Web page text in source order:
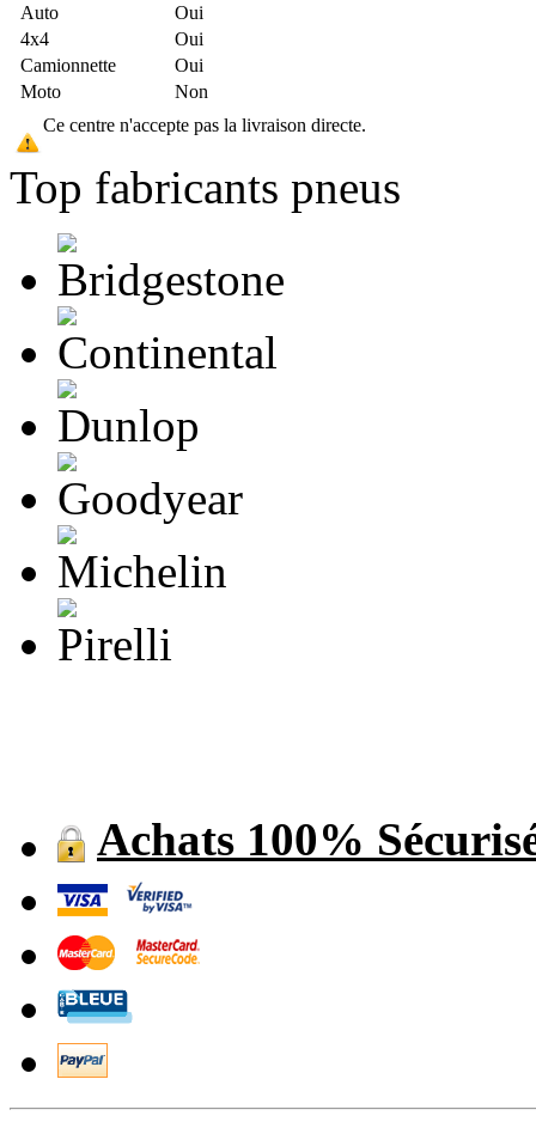
Auto
Oui
4x4
Oui
Camionnette
Oui
Moto
Non
Ce centre n'accepte pas la livraison directe.
Top fabricants pneus
Achats 100%